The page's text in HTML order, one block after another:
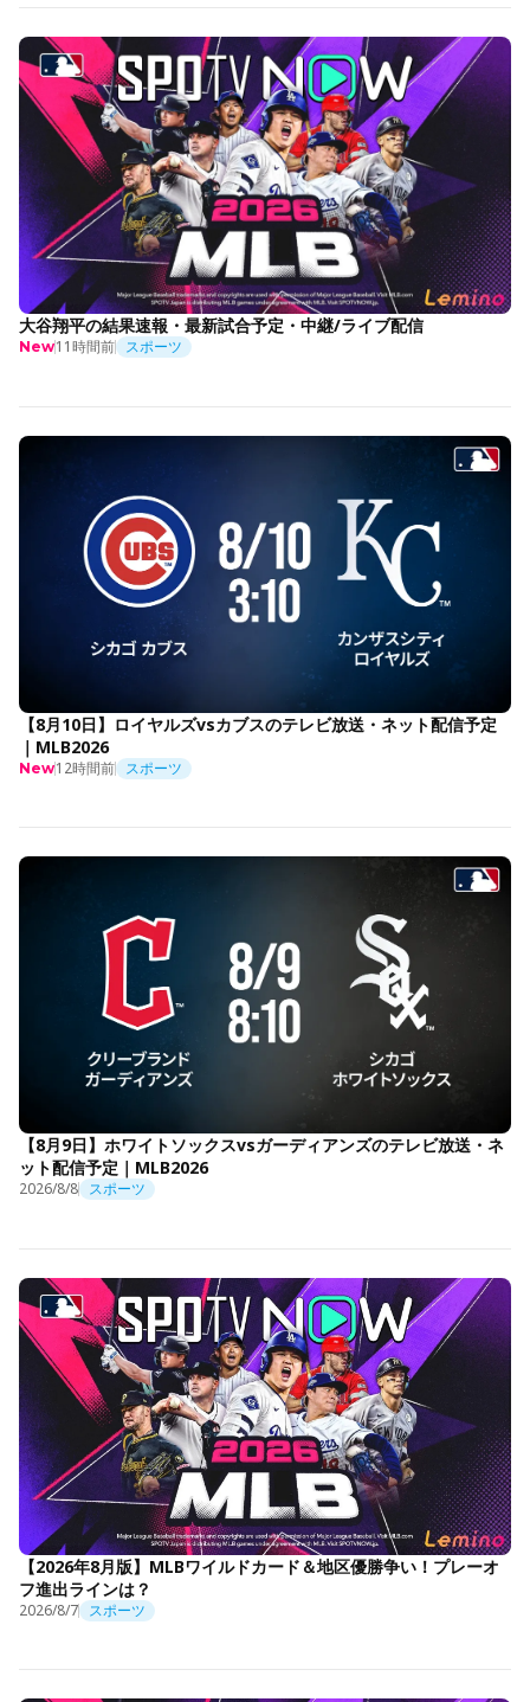
大谷翔平の結果速報・最新試合予定・中継/ライブ配信
New11時間前 スポーツ
【8月10日】ロイヤルズvsカブスのテレビ放送・ネット配信予定
｜MLB2026
New12時間前 スポーツ
【8月9日】ホワイトソックスvsガーディアンズのテレビ放送・ネ
ット配信予定｜MLB2026
2026/8/8 スポーツ
【2026年8月版】MLBワイルドカード＆地区優勝争い！プレーオ
フ進出ラインは？
2026/8/7 スポーツ